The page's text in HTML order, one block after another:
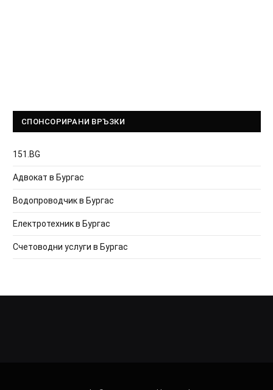
СПОНСОРИРАНИ ВРЪЗКИ
151.BG
Адвокат в Бургас
Водопроводчик в Бургас
Електротехник в Бургас
Счетоводни услуги в Бургас